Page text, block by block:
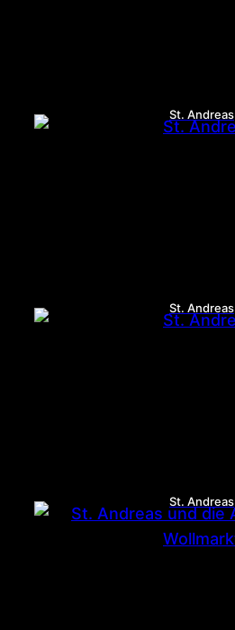
St. Andreas
St. Andreas
St. Andreas